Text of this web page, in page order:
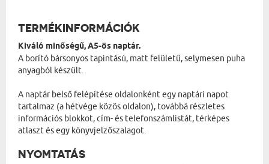
TERMÉKINFORMÁCIÓK
Kiváló minőségű, A5-ös naptár.
A borító bársonyos tapintású, matt felületű, selymesen puha
anyagból készült.
A naptár belső felépítése oldalonként egy naptári napot
tartalmaz (a hétvége közös oldalon), továbbá részletes
információs blokkot, cím- és telefonszámlistát, térképes
atlaszt és egy könyvjelzőszalagot.
NYOMTATÁS